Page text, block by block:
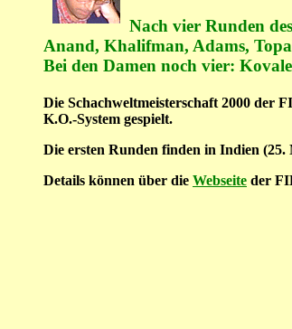
Nach vier Runden
Anand, Khalifman, Adams,
Bei den Damen noch vier:
Die Schachweltmeisterschaft 2000 der
K.O.-System gespielt.
Die ersten Runden finden in Indien (25.
Details können über die Webseite der